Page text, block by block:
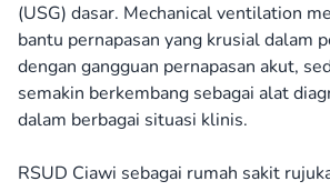
(USG) dasar. Mechanical ventilation
bantu pernapasan yang krusial dalam
dengan gangguan pernapasan akut,
semakin berkembang sebagai alat
dalam berbagai situasi klinis.
RSUD Ciawi sebagai rumah sakit